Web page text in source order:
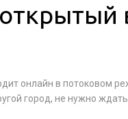
онлайн в потоковом
город, не нужно